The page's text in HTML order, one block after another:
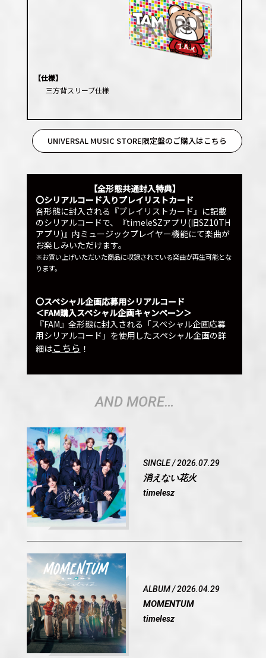
【仕様】
三方背スリーブ仕様
UNIVERSAL MUSIC STORE限定盤のご購入はこちら
【全形態共通封入特典】
〇シリアルコード入りプレイリストカード
各形態に封入される『プレイリストカード』に記載
のシリアルコードで、『timeleSZアプリ(旧SZ10TH
アプリ)』内ミュージックプレイヤー機能にて楽曲が
お楽しみいただけます。
※お買い上げいただいた商品に収録されている楽曲が再生可能とな
ります。
〇スペシャル企画応募用シリアルコード
＜FAM購入スペシャル企画キャンペーン＞
『FAM』全形態に封入される「スペシャル企画応募
用シリアルコード」を使用したスペシャル企画の詳
細はこちら ！
AND MORE…
SINGLE / 2026.07.29
消えない花火
timelesz
ALBUM / 2026.04.29
MOMENTUM
timelesz